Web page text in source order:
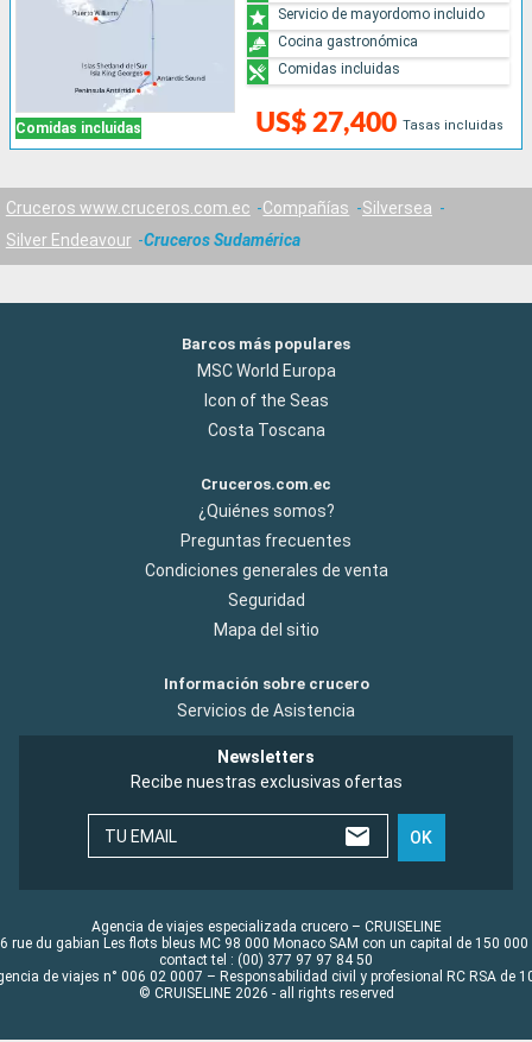
Comidas incluidas US$ 27,400 Tasas incluidas
Servicio de mayordomo incluido
Cocina gastronómica
Comidas incluidas
Cruceros www.cruceros.com.ec Compañías
Silversea
Silver Endeavour
Cruceros Sudamérica
Barcos más populares
MSC World Europa
Icon of the Seas
Costa Toscana
Cruceros.com.ec
¿Quiénes somos?
Preguntas frecuentes
Condiciones generales de venta
Seguridad
Mapa del sitio
Información sobre crucero
Servicios de Asistencia
Newsletters
Recibe nuestras exclusivas ofertas
TU EMAIL OK
Agencia de viajes especializada crucero – CRUISELINE
rue du gabian Les flots bleus MC 98 000 Monaco SAM con un capital de 150 000
contact tel : (00) 377 97 97 84 50
de viajes n° 006 02 0007 – Responsabilidad civil y profesional RC RSA de
© CRUISELINE 2026 - all rights reserved